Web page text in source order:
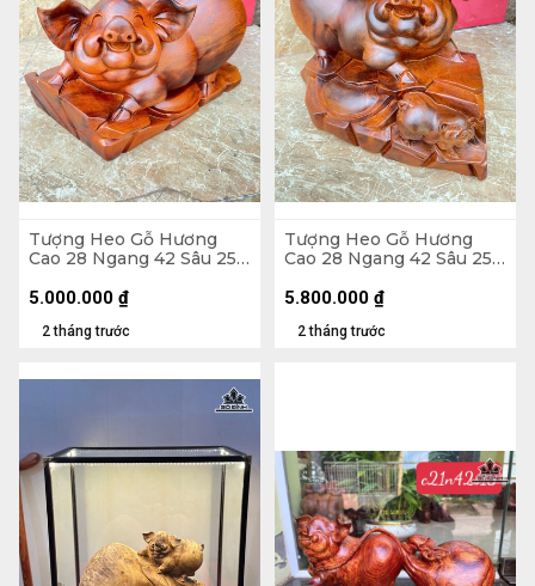
Tượng Heo Gỗ Hương
Cao 28 Ngang 42 Sâu 25
2 tháng trước
5.000.000 ₫
Tượng Heo Gỗ Hương
Cao 28 Ngang 42 Sâu 25
2 tháng trước
5.800.000 ₫